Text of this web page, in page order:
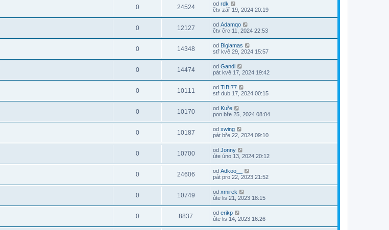
0 24524 od rdk
čtv zář 19, 2024 20:19
0 12127 od Adamqo
čtv črc 11, 2024 22:53
0 14348 od Biglamas
stř kvě 29, 2024 15:57
0 14474 od Gandi
pát kvě 17, 2024 19:42
0 10111 od TIBI77
stř dub 17, 2024 00:15
0 10170 od Kuře
pon bře 25, 2024 08:04
0 10187 od xwing
pát bře 22, 2024 09:10
0 10700 od Jonny
úte úno 13, 2024 20:12
0 24606 od Adkoo__
pát pro 22, 2023 21:52
0 10749 od xmirek
úte lis 21, 2023 18:15
0 8837 od erikp
úte lis 14, 2023 16:26